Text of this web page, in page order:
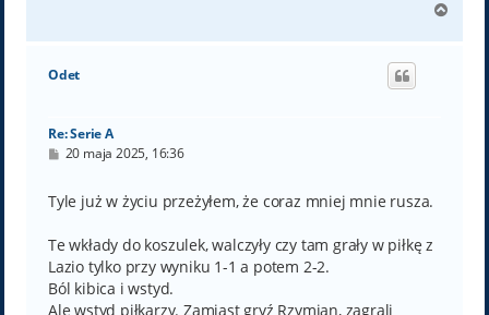
g
Odet
Re: Serie A
P
t
20 maja 2025, 16:36
Tyle już w życiu przeżyłem, że coraz mniej mnie rusza.
Te wkłady do koszulek, walczyły czy tam grały w piłkę z
Lazio tylko przy wyniku 1-1 a potem 2-2.
Ból kibica i wstyd.
Ale wstyd piłkarzy. Zamiast gryź Rzymian, zagrali